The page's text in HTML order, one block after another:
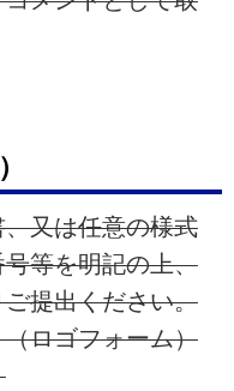
又は任意の様式
等を明記の上、
提出ください。
ロゴフォーム）